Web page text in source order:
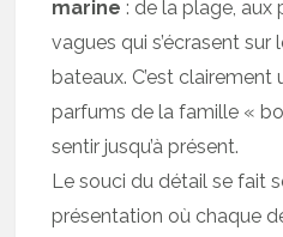
marine : de la plage, aux
vagues qui s’écrasent sur
bateaux. C’est clairement
parfums de la famille «
sentir jusqu’à présent.
Le souci du détail se fait
présentation où chaque